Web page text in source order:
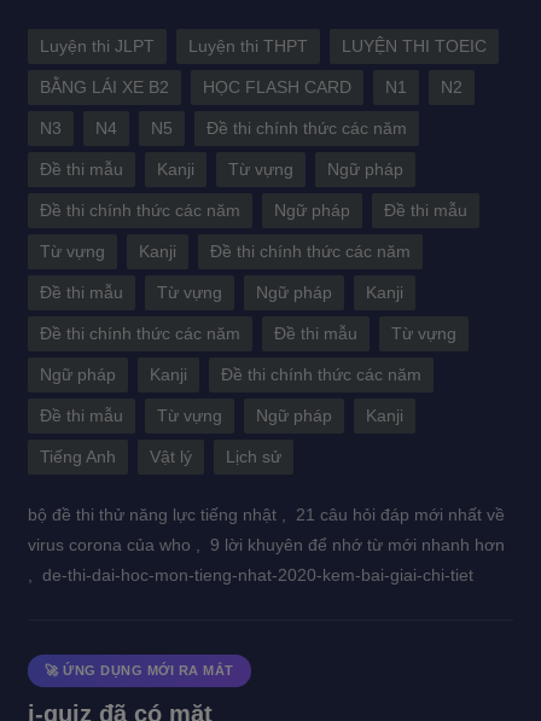
Luyện thi JLPT Luyện thi THPT LUYỆN THI TOEIC
BẰNG LÁI XE B2 HỌC FLASH CARD N1 N2
N3 N4 N5 Đề thi chính thức các năm
Đề thi mẫu Kanji Từ vựng Ngữ pháp
Đề thi chính thức các năm Ngữ pháp Đề thi mẫu
Từ vựng Kanji Đề thi chính thức các năm
Đề thi mẫu Từ vựng Ngữ pháp Kanji
Đề thi chính thức các năm Đề thi mẫu Từ vựng
Ngữ pháp Kanji Đề thi chính thức các năm
Đề thi mẫu Từ vựng Ngữ pháp Kanji
Tiếng Anh Vật lý Lịch sử
bộ đề thi thử năng lực tiếng nhật ,
21 câu hỏi đáp mới nhất về
virus corona của who ,
9 lời khuyên để nhớ từ mới nhanh hơn
de-thi-dai-hoc-mon-tieng-nhat-2020-kem-bai-giai-chi-tiet
🚀 ỨNG DỤNG MỚI RA MẮT
i-quiz đã có mặt